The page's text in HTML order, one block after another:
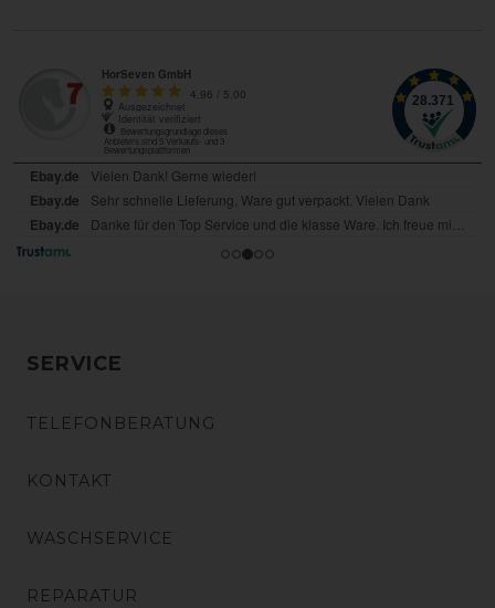
SERVICE
TELEFONBERATUNG
KONTAKT
WASCHSERVICE
REPARATUR